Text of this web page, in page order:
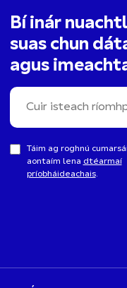
Bí inár
suas chun
agus
Táim ag roghnú
aontaím lena dtéarmaí
príobháideachais.